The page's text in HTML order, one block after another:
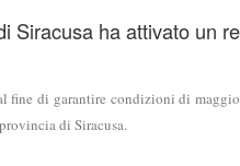
Siracusa ha attivato un
fine di garantire condizioni di
di Siracusa.